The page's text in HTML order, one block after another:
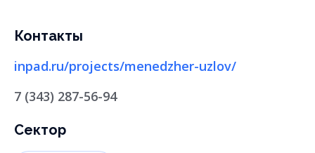
Контакты
inpad.ru/projects/menedzher-uzlov/
7 (343) 287-56-94
Сектор